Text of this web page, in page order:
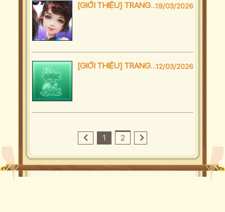
[GIỚI THIỆU] TRANG BỊ LIỆT HỎA19/03/2026
[GIỚI THIỆU] TRANG BỊ PHONG THẦN12/03/2026
1 2